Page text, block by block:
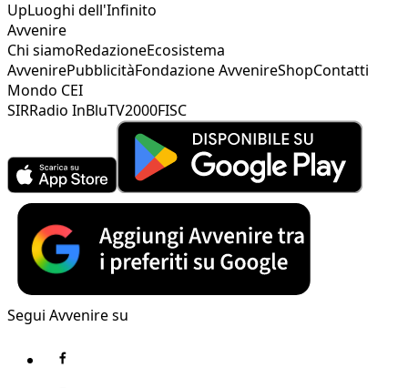
UpLuoghi dell'Infinito
Avvenire
Chi siamoRedazioneEcosistema
AvvenirePubblicitàFondazione AvvenireShopContatti
Mondo CEI
SIRRadio InBluTV2000FISC
Segui Avvenire su